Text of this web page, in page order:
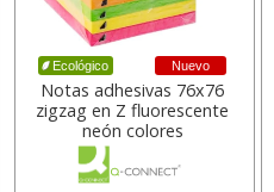
Ecológico Nuevo
Notas adhesivas 76x76
zigzag en Z fluorescente
neón colores